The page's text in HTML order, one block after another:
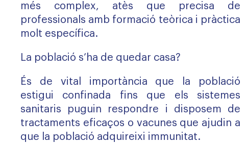
més complex, atès que precisa de
professionals amb formació teòrica i pràctica
molt específica.
La població s’ha de quedar casa?
És de vital importància que la població
estigui confinada fins que els sistemes
sanitaris puguin respondre i disposem de
tractaments eficaços o vacunes que ajudin a
que la població adquireixi immunitat.